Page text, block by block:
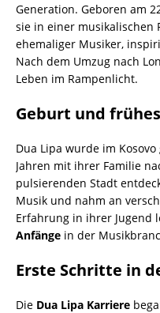
Generation. Geboren am
sie in einer musikalischen
ehemaliger Musiker,
Nach dem Umzug nach
Leben im Rampenlicht.
Geburt und
Dua Lipa wurde im
Jahren mit ihrer Familie
pulsierenden Stadt
Musik und nahm an
Erfahrung in ihrer Jugend
Anfänge in der
Erste Schritte in
Die Dua Lipa Karriere